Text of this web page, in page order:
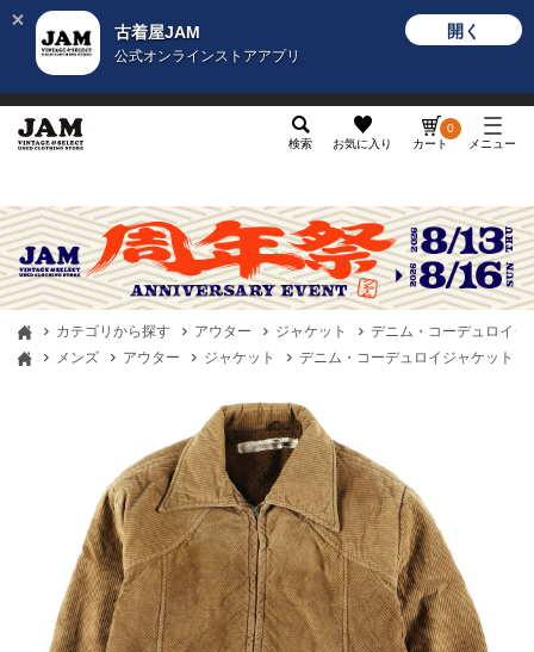
古着屋JAM
公式オンラインストアアプリ
開く
検索 お気に入り カート
0
メニュー
カテゴリから探す アウター ジャケット
デニム・コーデュロイジ
メンズ
アウター ジャケット デニム・コーデュロイジャケット